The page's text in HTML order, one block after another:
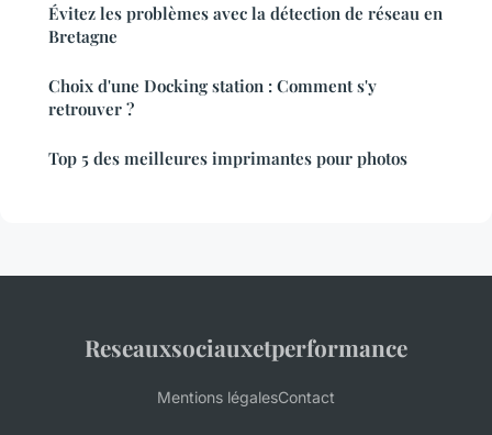
Évitez les problèmes avec la détection de réseau en
Bretagne
Choix d'une Docking station : Comment s'y
retrouver ?
Top 5 des meilleures imprimantes pour photos
Reseauxsociauxetperformance
Mentions légalesContact